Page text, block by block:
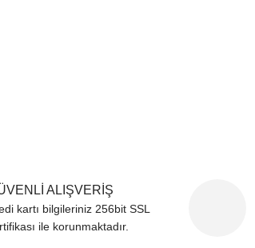
ALIŞVERİŞ
kartı bilgileriniz 256bit SSL
ile korunmaktadır.